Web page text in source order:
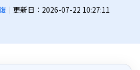
｜更新日：2026-07-22 10:27:11